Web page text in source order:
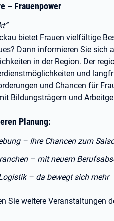
– Frauenpower
bietet Frauen vielfältige
Dann informieren Sie sich
in der Region. Der
und
und Chancen für
Bildungsträgern und
Planung:
– Ihre Chancen zum
– mit neuem
– da bewegt sich mehr
Sie weitere Veranstaltungen